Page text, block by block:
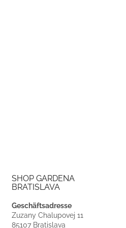
SHOP GARDENA
BRATISLAVA
Geschäftsadresse
Zuzany Chalupovej 11
85107 Bratislava